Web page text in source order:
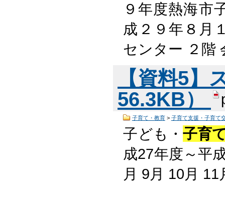
９年度熱海市
成２９年８月
センター ２階
【資料5】
56.3KB）
子育て・教育> 子育て支援・子育て
子ども・ 子育
成27年度～平
月 9月 10月